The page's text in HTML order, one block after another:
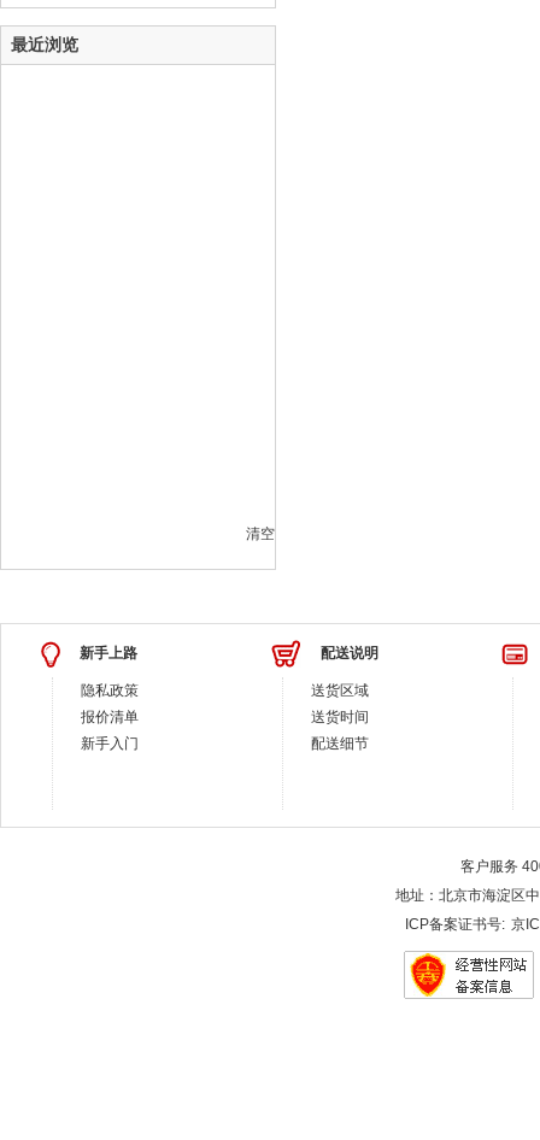
最近浏览
清空
新手上路
隐私政策
报价清单
新手入门
配送说明
送货区域
送货时间
配送细节
客户服务
地址：北京市海淀区
ICP备案证书号: 京